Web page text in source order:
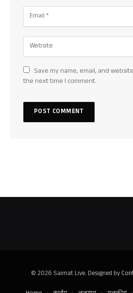
Save my name, email, and
the next time I comment.
© 2026 Saimat Live. Designed by